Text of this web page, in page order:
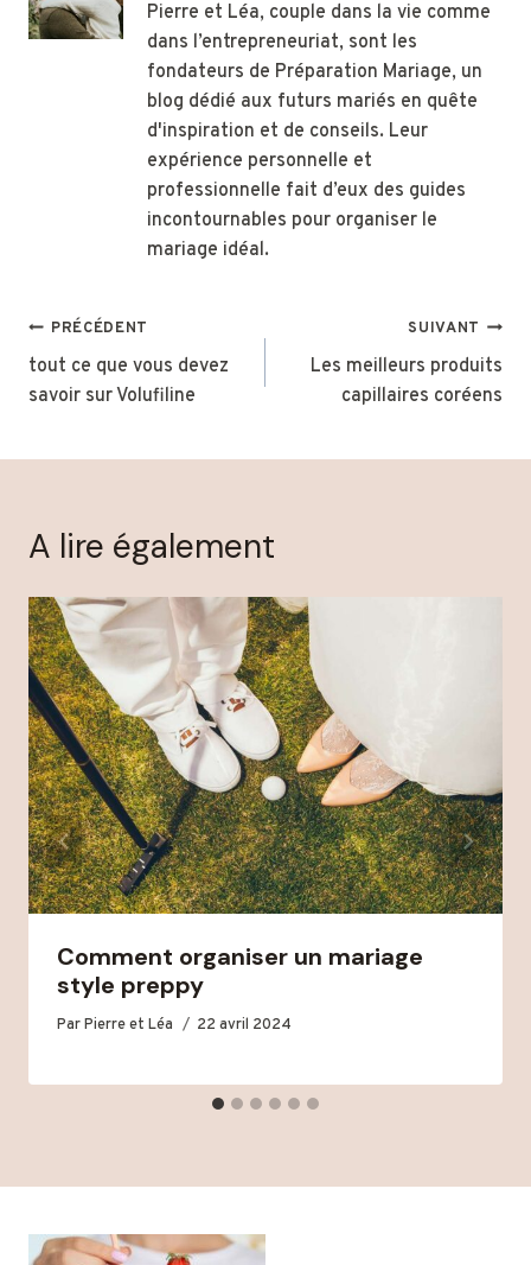
Pierre et Léa, couple dans la vie comme
dans l’entrepreneuriat, sont les
fondateurs de Préparation Mariage, un
blog dédié aux futurs mariés en quête
d'inspiration et de conseils. Leur
expérience personnelle et
professionnelle fait d’eux des guides
incontournables pour organiser le
mariage idéal.
Navigation
de
PRÉCÉDENT
tout ce que vous devez
savoir sur Volufiline
SUIVANT
Les meilleurs produits
capillaires coréens
A lire également
Comment organiser un mariage
style preppy
ParPierre et Léa 22 avril 2024